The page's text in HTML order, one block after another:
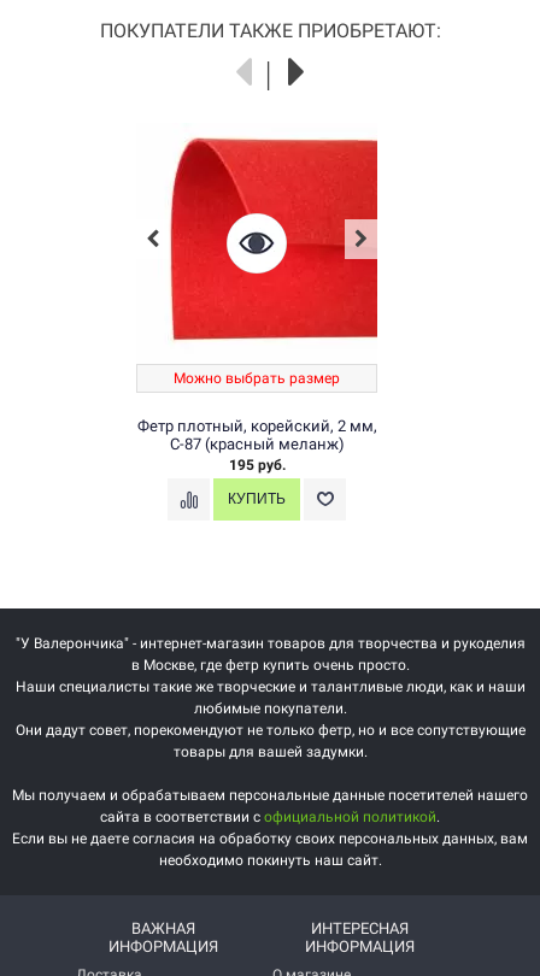
ПОКУПАТЕЛИ ТАКЖЕ ПРИОБРЕТАЮТ:
Можно выбрать размер
Фетр плотный, корейский, 2 мм,
C-87 (красный меланж)
195 руб.
"У Валерончика" - интернет-магазин товаров для творчества и рукоделия
в Москве, где фетр купить очень просто.
Наши специалисты такие же творческие и талантливые люди, как и наши
любимые покупатели.
Они дадут совет, порекомендуют не только фетр, но и все сопутствующие
товары для вашей задумки.
Мы получаем и обрабатываем персональные данные посетителей нашего
сайта в соответствии с официальной политикой.
Если вы не даете согласия на обработку своих персональных данных, вам
необходимо покинуть наш сайт.
ВАЖНАЯ
ИНФОРМАЦИЯ
ИНТЕРЕСНАЯ
ИНФОРМАЦИЯ